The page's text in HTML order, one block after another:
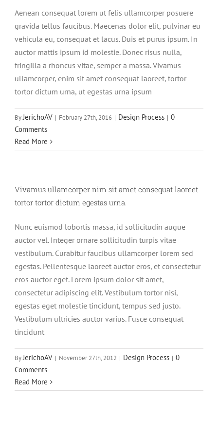
Aenean consequat lorem ut felis ullamcorper posuere
gravida tellus faucibus. Maecenas dolor elit, pulvinar eu
vehicula eu, consequat et lacus. Duis et purus ipsum. In
auctor mattis ipsum id molestie. Donec risus nulla,
fringilla a rhoncus vitae, semper a massa. Vivamus
ullamcorper, enim sit amet consequat laoreet, tortor
tortor dictum urna, ut egestas urna ipsum
ByJerichoAV | February 27th, 2016 | Design Process | 0
Comments
Read More
Vivamus ullamcorper nim sit amet consequat laoreet
tortor tortor dictum egestas urna.
Nunc euismod lobortis massa, id sollicitudin augue
auctor vel. Integer ornare sollicitudin turpis vitae
vestibulum. Curabitur faucibus ullamcorper lorem sed
egestas. Pellentesque laoreet auctor eros, et consectetur
eros auctor eget. Lorem ipsum dolor sit amet,
consectetur adipiscing elit. Vestibulum tortor nisi,
egestas eget molestie tincidunt, tempus sed justo.
Vestibulum ultricies auctor varius. Fusce consequat
tincidunt
ByJerichoAV | November 27th, 2012 | Design Process | 0
Comments
Read More